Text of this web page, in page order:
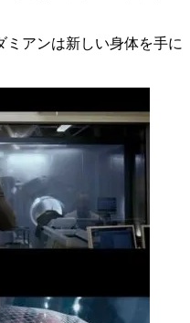
ミアンは新しい身体を手に